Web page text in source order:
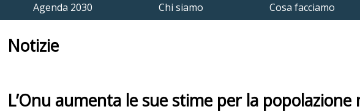
Agenda 2030 Chi siamo Cosa facciamo
Notizie
L’Onu aumenta le sue stime per la